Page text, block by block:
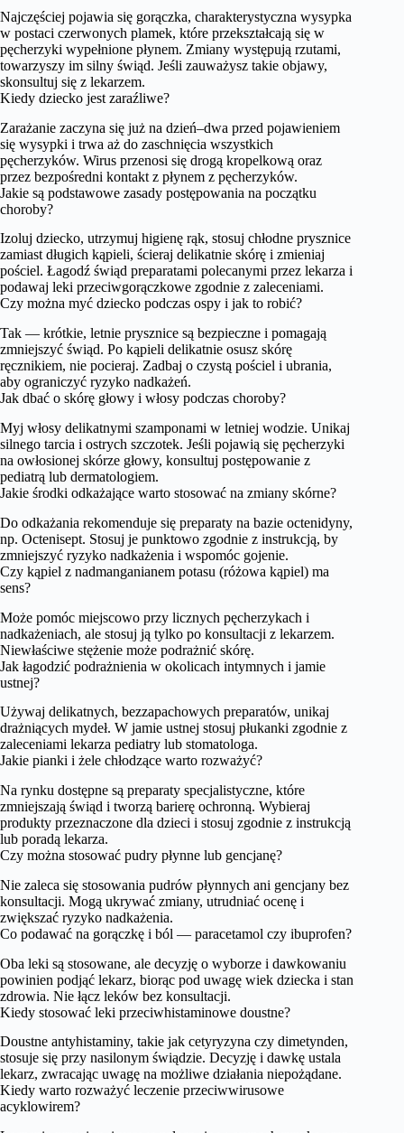
Najczęściej pojawia się gorączka, charakterystyczna wysypka
w postaci czerwonych plamek, które przekształcają się w
pęcherzyki wypełnione płynem. Zmiany występują rzutami,
towarzyszy im silny świąd. Jeśli zauważysz takie objawy,
skonsultuj się z lekarzem.
Kiedy dziecko jest zaraźliwe?
Zarażanie zaczyna się już na dzień–dwa przed pojawieniem
się wysypki i trwa aż do zaschnięcia wszystkich
pęcherzyków. Wirus przenosi się drogą kropelkową oraz
przez bezpośredni kontakt z płynem z pęcherzyków.
Jakie są podstawowe zasady postępowania na początku
choroby?
Izoluj dziecko, utrzymuj higienę rąk, stosuj chłodne prysznice
zamiast długich kąpieli, ścieraj delikatnie skórę i zmieniaj
pościel. Łagodź świąd preparatami polecanymi przez lekarza i
podawaj leki przeciwgorączkowe zgodnie z zaleceniami.
Czy można myć dziecko podczas ospy i jak to robić?
Tak — krótkie, letnie prysznice są bezpieczne i pomagają
zmniejszyć świąd. Po kąpieli delikatnie osusz skórę
ręcznikiem, nie pocieraj. Zadbaj o czystą pościel i ubrania,
aby ograniczyć ryzyko nadkażeń.
Jak dbać o skórę głowy i włosy podczas choroby?
Myj włosy delikatnymi szamponami w letniej wodzie. Unikaj
silnego tarcia i ostrych szczotek. Jeśli pojawią się pęcherzyki
na owłosionej skórze głowy, konsultuj postępowanie z
pediatrą lub dermatologiem.
Jakie środki odkażające warto stosować na zmiany skórne?
Do odkażania rekomenduje się preparaty na bazie octenidyny,
np. Octenisept. Stosuj je punktowo zgodnie z instrukcją, by
zmniejszyć ryzyko nadkażenia i wspomóc gojenie.
Czy kąpiel z nadmanganianem potasu (różowa kąpiel) ma
sens?
Może pomóc miejscowo przy licznych pęcherzykach i
nadkażeniach, ale stosuj ją tylko po konsultacji z lekarzem.
Niewłaściwe stężenie może podrażnić skórę.
Jak łagodzić podrażnienia w okolicach intymnych i jamie
ustnej?
Używaj delikatnych, bezzapachowych preparatów, unikaj
drażniących mydeł. W jamie ustnej stosuj płukanki zgodnie z
zaleceniami lekarza pediatry lub stomatologa.
Jakie pianki i żele chłodzące warto rozważyć?
Na rynku dostępne są preparaty specjalistyczne, które
zmniejszają świąd i tworzą barierę ochronną. Wybieraj
produkty przeznaczone dla dzieci i stosuj zgodnie z instrukcją
lub poradą lekarza.
Czy można stosować pudry płynne lub gencjanę?
Nie zaleca się stosowania pudrów płynnych ani gencjany bez
konsultacji. Mogą ukrywać zmiany, utrudniać ocenę i
zwiększać ryzyko nadkażenia.
Co podawać na gorączkę i ból — paracetamol czy ibuprofen?
Oba leki są stosowane, ale decyzję o wyborze i dawkowaniu
powinien podjąć lekarz, biorąc pod uwagę wiek dziecka i stan
zdrowia. Nie łącz leków bez konsultacji.
Kiedy stosować leki przeciwhistaminowe doustne?
Doustne antyhistaminy, takie jak cetyryzyna czy dimetynden,
stosuje się przy nasilonym świądzie. Decyzję i dawkę ustala
lekarz, zwracając uwagę na możliwe działania niepożądane.
Kiedy warto rozważyć leczenie przeciwwirusowe
acyklowirem?